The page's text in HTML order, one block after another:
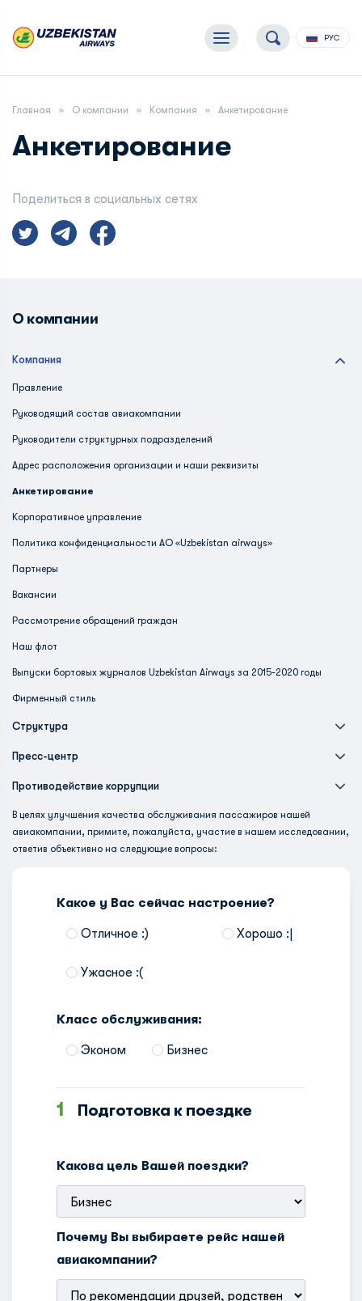
РУС
Главная О компании Компания Анкетирование
Анкетирование
Поделиться в социальных сетях
О компании
Компания
Правление
Руководящий состав авиакомпании
Руководители структурных подразделений
Адрес расположения организации и наши реквизиты
Анкетирование
Корпоративное управление
Политика конфиденциальности АО «Uzbekistan airways»
Партнеры
Вакансии
Рассмотрение обращений граждан
Наш флот
Выпуски бортовых журналов Uzbekistan Airways за 2015-2020 годы
Фирменный стиль
Структура
Пресс-центр
Противодействие коррупции
В целях улучшения качества обслуживания пассажиров нашей
авиакомпании, примите, пожалуйста, участие в нашем исследовании,
ответив объективно на следующие вопросы:
Какое у Вас сейчас настроение?
Отличное :) Хорошо :|
Ужасное :(
Класс обслуживания:
Эконом Бизнес
1 Подготовка к поездке
Какова цель Вашей поездки?
Почему Вы выбираете рейс нашей
авиакомпании?